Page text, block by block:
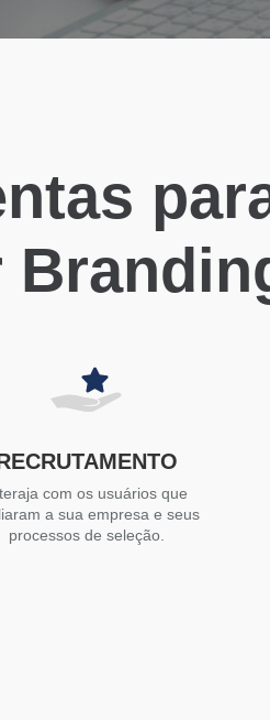
com os usuários que
a sua empresa e seus
processos de seleção.